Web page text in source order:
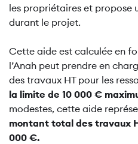
les propriétaires et propose
durant le projet.
Cette aide est calculée en
l’Anah peut prendre en
des travaux HT pour les
la limite de 10 000 €
modestes, cette aide
montant total des travaux
000 €.